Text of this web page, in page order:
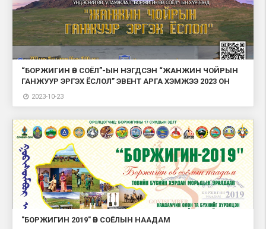
“БОРЖИГИН ӨВ СОЁЛ”-ЫН НЭГДСЭН “ЖАНЖИН ЧОЙРЫН
ГАНЖУУР ЭРГЭХ ЁСЛОЛ” ЭВЕНТ АРГА ХЭМЖЭЭ 2023 ОН
2023-10-23
"БОРЖИГИН 2019" ӨВ СОЁЛЫН НААДАМ